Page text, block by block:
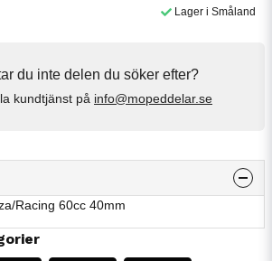
Lager i Småland
du inte delen du söker efter?
kundtjänst på info@mopeddelar.se
Racing 60cc 40mm